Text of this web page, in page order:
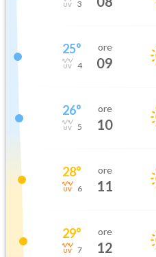
3
25°
4
ore
09
26°
5
ore
10
28°
6
ore
11
29°
7
ore
12